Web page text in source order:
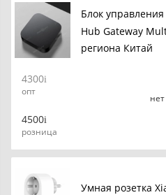
Блок
Hub Gateway
региона Китай
4300
опт
4500
розница
Умная розетка